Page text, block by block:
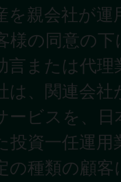
を親会社が運
様の同意の下
言または代理
は、関連会社
ービスを、日
投資一任運用
の種類の顧客